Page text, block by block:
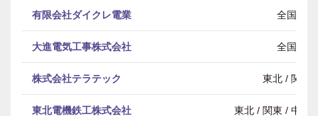
有限会社ダイクレ電業 全国
大進電気工事株式会社 全国
株式会社テラテック 東北 / 関東
東北電機鉄工株式会社 東北 / 関東 / 中部